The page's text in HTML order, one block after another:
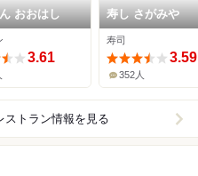
おおはし
3.61
寿し さがみや
寿司
3.59
352人
ストラン情報を見る